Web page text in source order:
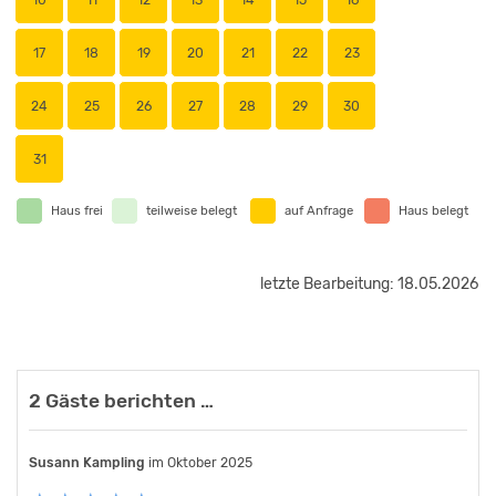
17 18 19 20 21 22 23
24 25 26 27 28 29 30
31
Haus frei teilweise belegt auf Anfrage Haus belegt
letzte Bearbeitung: 18.05.2026
2 Gäste berichten …
Susann Kampling im Oktober 2025
Rene Esserim September 2019